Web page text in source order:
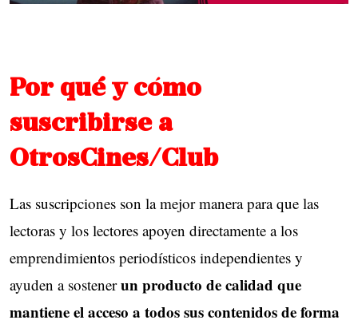
Por qué y cómo
suscribirse a
OtrosCines/Club
Las suscripciones son la mejor manera para que las
lectoras y los lectores apoyen directamente a los
emprendimientos periodísticos independientes y
ayuden a sostenerun producto de calidad que
mantiene el acceso a todos sus contenidos de forma